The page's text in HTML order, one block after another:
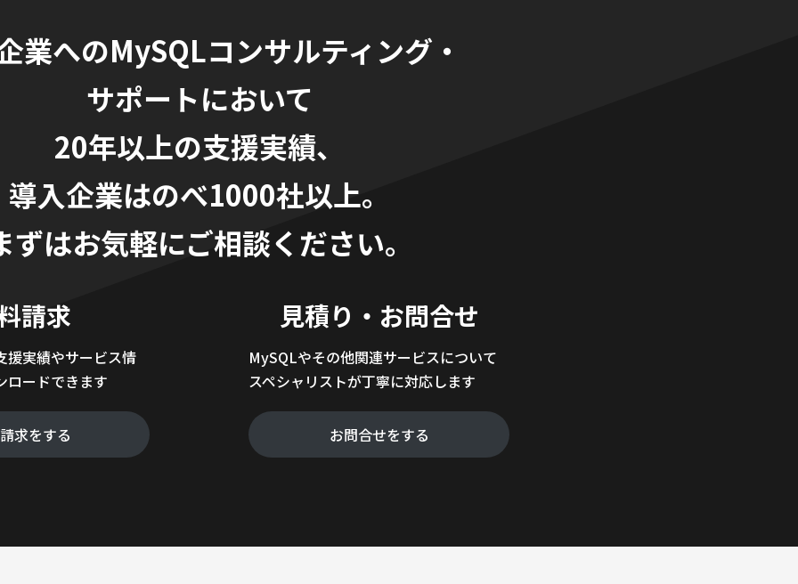
業へのMySQLコンサルティング・
サポートにおいて
20年以上の支援実績、
導入企業はのべ1000社以上。
ずはお気軽にご相談ください。
請求
援実績やサービス情
ロードできます
求をする
見積り・お問合せ
MySQLやその他関連サービスについて
スペシャリストが丁寧に対応します
お問合せをする